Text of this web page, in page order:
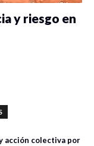
y riesgo en
acción colectiva por